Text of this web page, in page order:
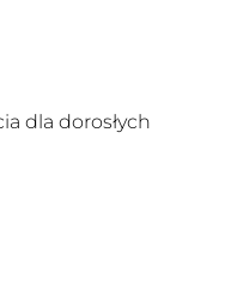
dla dorosłych